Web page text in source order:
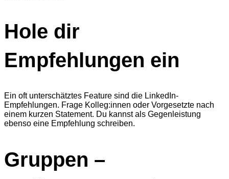
Hole dir
Empfehlungen ein
Ein oft unterschätztes Feature sind die LinkedIn-
Empfehlungen. Frage Kolleg:innen oder Vorgesetzte nach
einem kurzen Statement. Du kannst als Gegenleistung
ebenso eine Empfehlung schreiben.
Gruppen –